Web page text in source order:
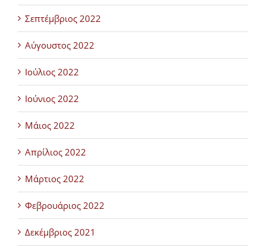
Σεπτέμβριος 2022
Αύγουστος 2022
Ιούλιος 2022
Ιούνιος 2022
Μάιος 2022
Απρίλιος 2022
Μάρτιος 2022
Φεβρουάριος 2022
Δεκέμβριος 2021